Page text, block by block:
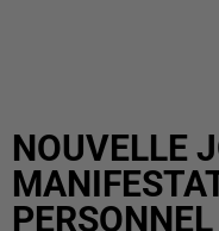
NOUVELLE